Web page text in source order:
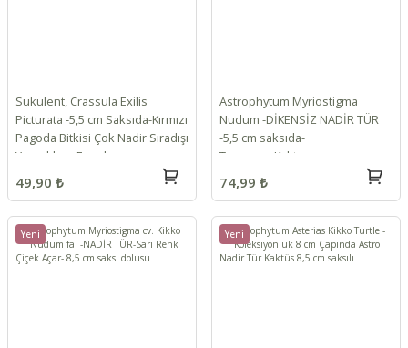
Sukulent, Crassula Exilis
Picturata -5,5 cm Saksıda-Kırmızı
Pagoda Bitkisi Çok Nadir Sıradışı
Yapraklı ve Formlu
49,90 ₺
Astrophytum Myriostigma
Nudum -DİKENSİZ NADİR TÜR
-5,5 cm saksıda-
Teraryum,Kaktus
74,99 ₺
Yeni Yeni